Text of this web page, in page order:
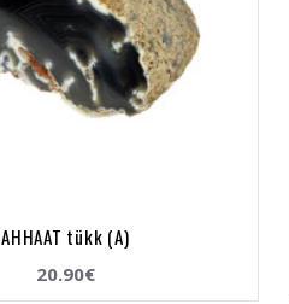
AHHAAT tükk (A)
20.90€